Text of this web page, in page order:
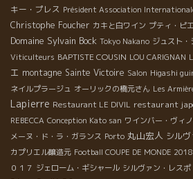
キー・プレス Président Association
Christophe Foucher カキと白ワイン プティ・ピ
Domaine Sylvain Bock Tokyo Nakano ジュスト・
Viticulteurs BAPTISTE COUSIN LOU CARIGNAN
エ montagne Sainte Victoire Salon Higashi
ネイルプラージュ オーリックの橋元さん Les
Lapierre Restaurant LE DIVIL restaurant
REBECCA Conception Kato san ワインバー・ヴィ
メーヌ・ド・ラ・ガランス Porto 丸山宏人 シル
カプリエル醸造元 Football COUPE DE MONDE 2018
０１７ ジェローム・ギシャール シルヴァン・レスポ